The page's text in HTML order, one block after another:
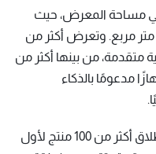
كبيرًا في مساحة المعرض، حيث
وصلت إلى مستوى قياسي بلغ 70000 متر مربع. وتعرض أكثر من
3000 منتج وتقنية متقدمة، من بينها أكثر من
لغويًا ضخمًا، وأكثر من 50 جهازًا مدعومًا بالذكاء
علاوة على ذلك، يتم في هذا الحدث إطلاق أكثر من 100 منتج لأول